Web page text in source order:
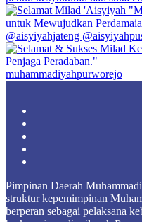
muhammadiyahpurworejo
Pimpinan Daerah
struktur kepemimpinan
berperan sebagai pelaksana